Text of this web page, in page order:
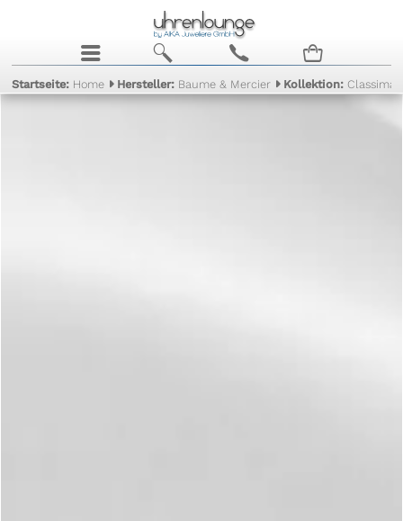
j b c n
Startseite: Home Hersteller: Baume & Mercier Kollektion:Classima